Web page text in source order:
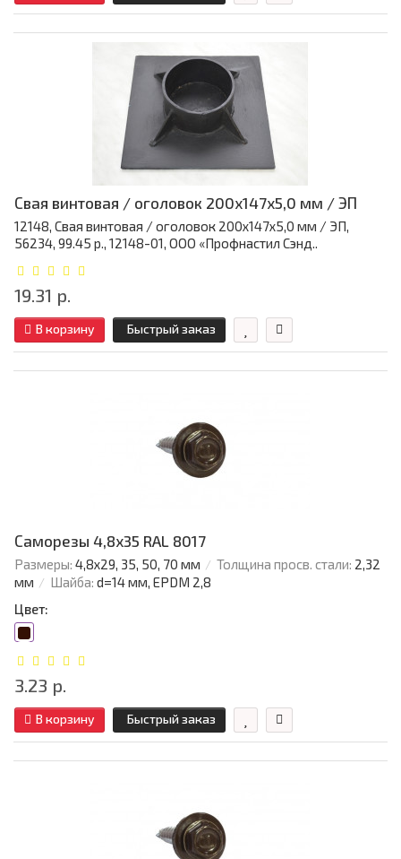
Свая винтовая / оголовок 200x147x5,0 мм / ЭП
12148, Свая винтовая / оголовок 200x147x5,0 мм / ЭП,
56234, 99.45 р., 12148-01, ООО «Профнастил Сэнд..
19.31 р.
В корзину Быстрый заказ
Саморезы 4,8х35 RAL 8017
Размеры: 4,8х29, 35, 50, 70 мм Толщина просв. стали: 2,32
мм
Шайба: d=14 мм, EPDM 2,8
Цвет:
3.23 р.
В корзину Быстрый заказ